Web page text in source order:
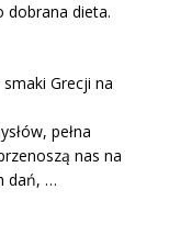
dobrana dieta.
Grecji na
pełna
nas na
dań, …